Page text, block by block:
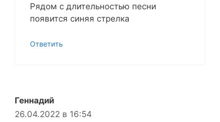
Рядом с длительностью песни
появится синяя стрелка
Ответить
Геннадий
26.04.2022 в 16:54